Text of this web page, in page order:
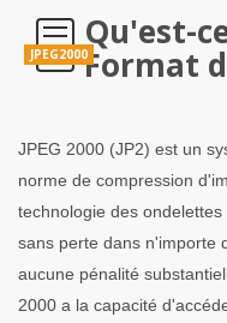
JPEG2000
Qu'est-
Format
JPEG 2000 (JP2) est un
norme de compression
technologie des
sans perte dans n'importe
aucune pénalité
2000 a la capacité